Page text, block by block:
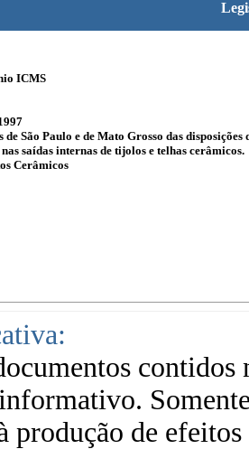
ICMS
de São Paulo e de Mato Grosso das
saídas internas de tijolos e telhas cerâmicos.
Cerâmicos
contidos
produção de